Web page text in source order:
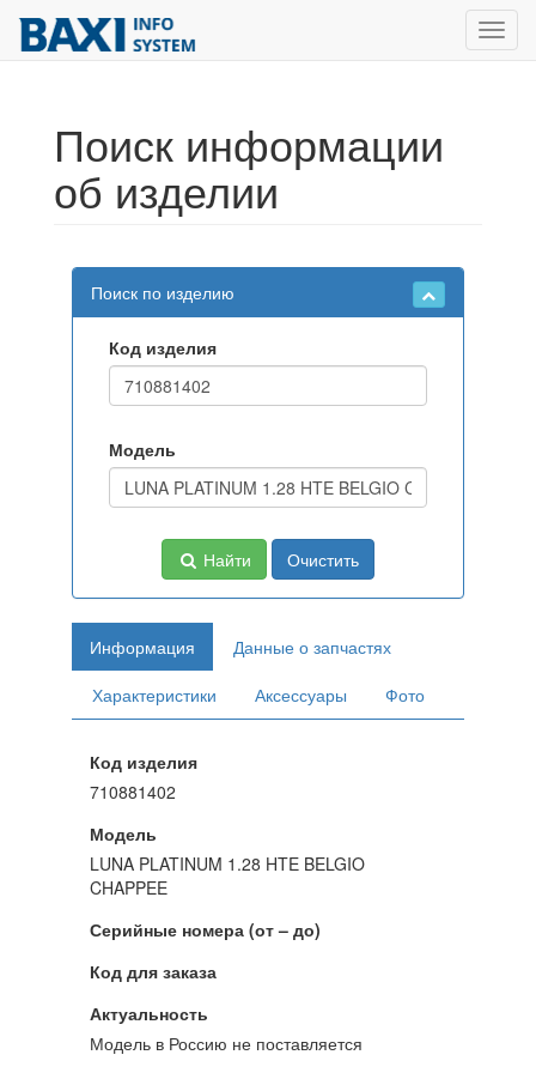
Поиск информации
об изделии
Поиск по изделию
Код изделия
Модель
Найти Очистить
Информация
Данные о запчастях
Характеристики
Аксессуары Фото
Код изделия
710881402
Модель
LUNA PLATINUM 1.28 HTE BELGIO
CHAPPEE
Серийные номера (от – до)
Код для заказа
Актуальность
Модель в Россию не поставляется